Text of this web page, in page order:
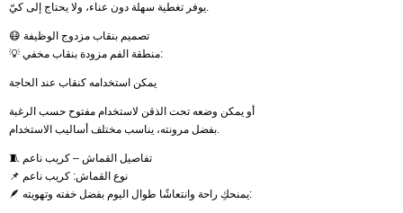
يوفر تغطية سهلة دون عناء، ولا يحتاج إلى كيّ.
😷 تصميم بنقاب مزدوج الوظيفة
💡 منطقة الفم مزودة بنقاب مخفي:
يمكن استخدامه كنقاب عند الحاجة
أو يمكن وضعه تحت الذقن لاستخدام مفتوح حسب الرغبة
بفضل مرونته، يناسب مختلف أساليب الاستخدام.
🧵 تفاصيل القماش – كريب ناعم
📌 نوع القماش: كريب ناعم
🪶 يمنحكِ راحة وانتعاشًا طوال اليوم بفضل خفته وتهويته: